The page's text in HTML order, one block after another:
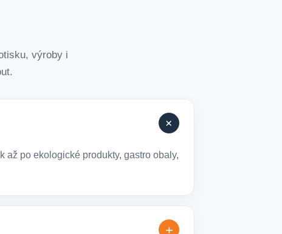
výroby i
+
až po ekologické produkty, gastro obaly,
+